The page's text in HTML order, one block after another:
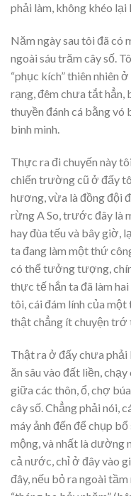
phải làm, không khéo
Năm ngày sau tôi đã có
ngoài sáu trăm cây số.
“phục kích” thiên nhiên
rạng, đêm chưa tắt hẳn,
thuyền đánh cá bằng vó
bình minh.
Thực ra đi chuyến này
chiến trường cũ ở đấy
hương, vừa là đồng đội
rừng A So, trước đây là
hay đùa tếu và bây giờ,
ta đang làm một thứ
có thể tưởng tượng,
thực tế hắn ta đã làm
tôi, cái đám lính của
thật chẳng ít chuyện trớ
Thật ra ở đấy chưa phải
ăn sâu vào đất liền,
giữa các thôn, ổ, chợ
cây số. Chẳng phải nói,
máy ảnh đến để chụp
mộng, và nhất là dường
cả nước, chỉ ở đây vào
đây, nếu bỏ ra ngoài